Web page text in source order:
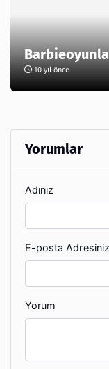
10 yıl önce
Yorumlar
Adınız
E-posta Adresiniz
Yorum